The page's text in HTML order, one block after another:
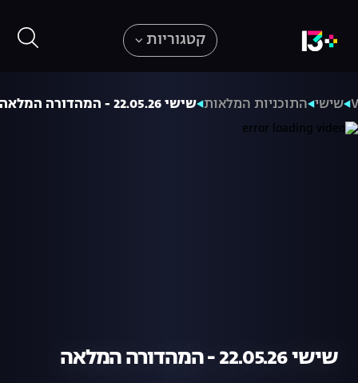
קטגוריות
שישי התוכניות המלאות שישי 22.05.26 - המהדורה המלאה
שישי 22.05.26 - המהדורה המלאה